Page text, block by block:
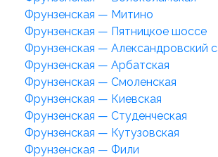
Фрунзенская — Митино
Фрунзенская — Пятницкое шоссе
Фрунзенская — Александровский
Фрунзенская — Арбатская
Фрунзенская — Смоленская
Фрунзенская — Киевская
Фрунзенская — Студенческая
Фрунзенская — Кутузовская
Фрунзенская — Фили